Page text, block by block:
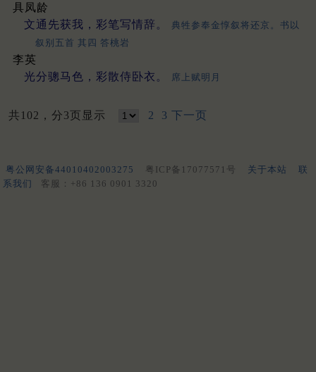
具凤龄
文通先获我，彩笔写情辞。
典牲参奉金惇叙将还京。书以
叙别五首 其四 答桃岩
李英
光分骢马色，彩散侍卧衣。
席上赋明月
共102，分3页显示 2 3 下一页
粤公网安备44010402003275 粤ICP备17077571号 关于本站
联
系我们
客服：+86 136 0901 3320